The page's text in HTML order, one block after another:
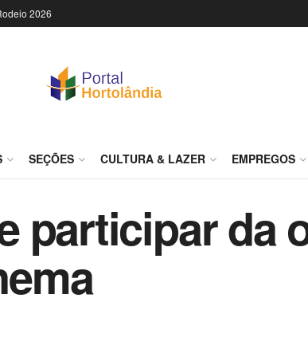
2026
SEÇÕES CULTURA & LAZER EMPREGOS
participar da